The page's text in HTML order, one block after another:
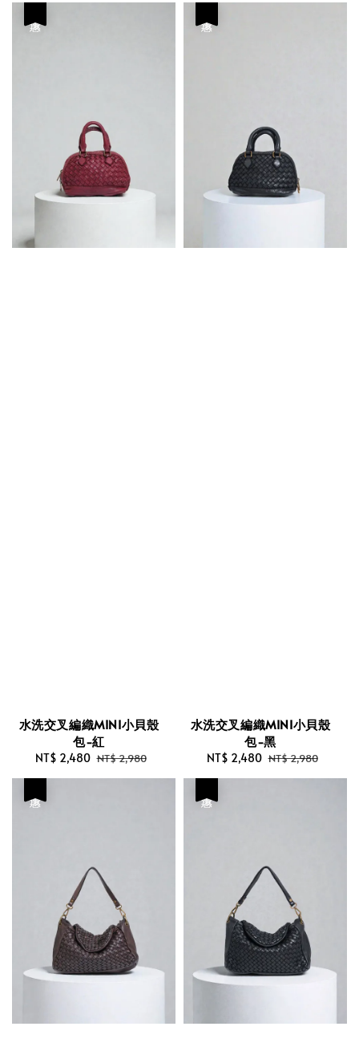
水洗交叉編織MINI小貝殼
包-紅
Sale
price
NT$ 2,480 Regular
price
NT$ 2,980
水洗交叉編織MINI小貝殼
包-黑
Sale
price
NT$ 2,480 Regular
price
NT$ 2,980